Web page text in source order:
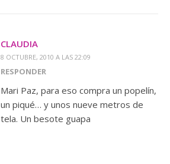
CLAUDIA
8 OCTUBRE, 2010 A LAS 22:09
RESPONDER
Mari Paz, para eso compra un popelín,
un piqué… y unos nueve metros de
tela. Un besote guapa